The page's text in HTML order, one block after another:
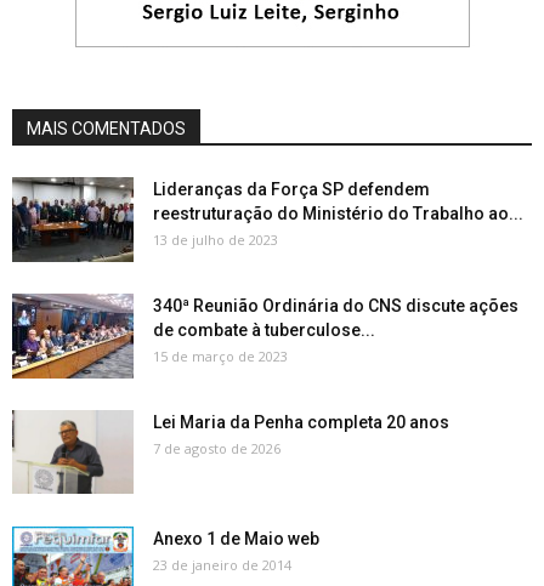
MAIS COMENTADOS
Lideranças da Força SP defendem
reestruturação do Ministério do Trabalho ao...
13 de julho de 2023
340ª Reunião Ordinária do CNS discute ações
de combate à tuberculose...
15 de março de 2023
Lei Maria da Penha completa 20 anos
7 de agosto de 2026
Anexo 1 de Maio web
23 de janeiro de 2014